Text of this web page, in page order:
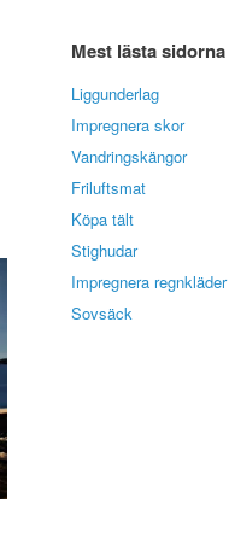
Mest lästa sidorna
Liggunderlag
Impregnera skor
Vandringskängor
Friluftsmat
Köpa tält
Stighudar
Impregnera regnkläder
Sovsäck